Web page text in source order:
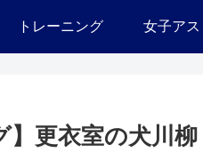
トレーニング 女子ア
】更衣室の犬川柳